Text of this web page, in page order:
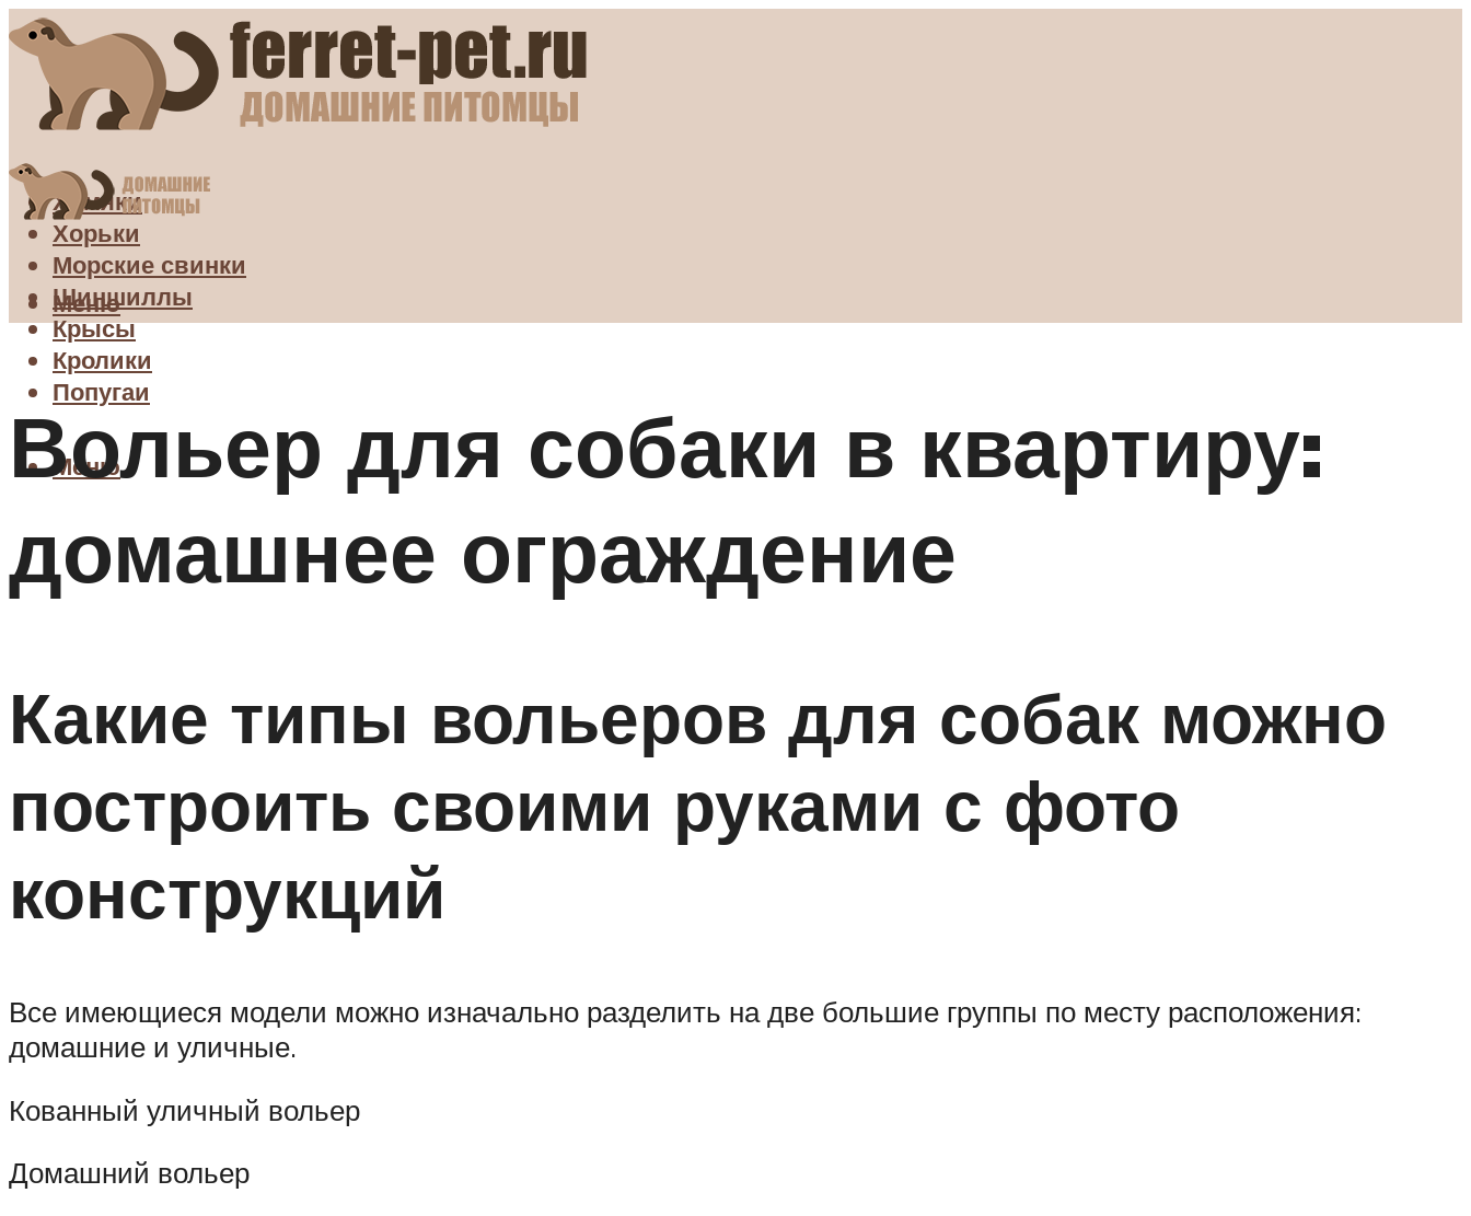
Хомяки
Хорьки
Морские свинки
Шиншиллы
Крысы
Кролики
Попугаи
Меню
Меню
Вольер для собаки в квартиру:
домашнее ограждение
Какие типы вольеров для собак можно
построить своими руками с фото
конструкций
Все имеющиеся модели можно изначально разделить на две большие группы по месту расположения:
домашние и уличные.
Кованный уличный вольер
Домашний вольер